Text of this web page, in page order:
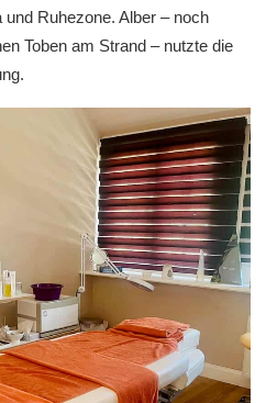
Ruhezone. Alber – noch
Toben am Strand – nutzte die